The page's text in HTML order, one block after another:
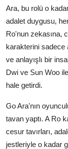
Ara, bu rolü o
adalet duygusu,
Ro'nun zekasına,
karakterini sadece
ve anlayışlı bir
Dwi ve Sun Woo
hale getirdi.
Go Ara'nın
tavan yaptı. A Ro
cesur tavırları,
jestleriyle o kadar